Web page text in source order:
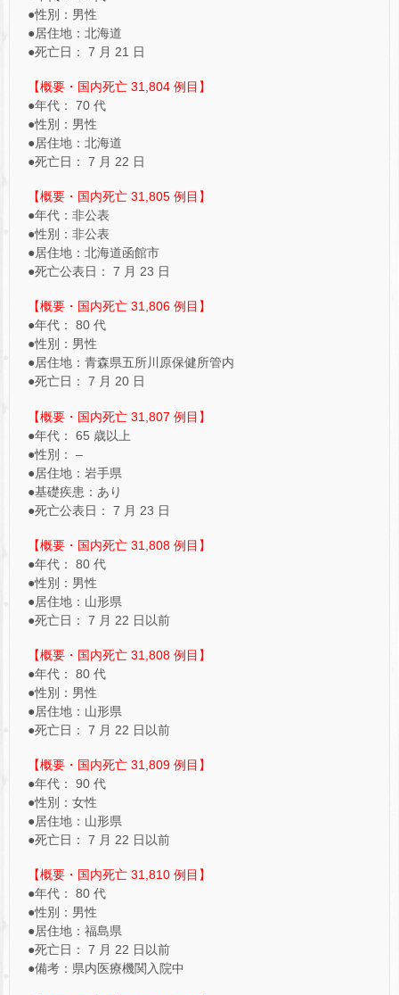
●性別：男性
●居住地：北海道
●死亡日： 7 月 21 日
【概要・国内死亡 31,804 例目】
●年代： 70 代
●性別：男性
●居住地：北海道
●死亡日： 7 月 22 日
【概要・国内死亡 31,805 例目】
●年代：非公表
●性別：非公表
●居住地：北海道函館市
●死亡公表日： 7 月 23 日
【概要・国内死亡 31,806 例目】
●年代： 80 代
●性別：男性
●居住地：青森県五所川原保健所管内
●死亡日： 7 月 20 日
【概要・国内死亡 31,807 例目】
●年代： 65 歳以上
●性別： –
●居住地：岩手県
●基礎疾患：あり
●死亡公表日： 7 月 23 日
【概要・国内死亡 31,808 例目】
●年代： 80 代
●性別：男性
●居住地：山形県
●死亡日： 7 月 22 日以前
【概要・国内死亡 31,808 例目】
●年代： 80 代
●性別：男性
●居住地：山形県
●死亡日： 7 月 22 日以前
【概要・国内死亡 31,809 例目】
●年代： 90 代
●性別：女性
●居住地：山形県
●死亡日： 7 月 22 日以前
【概要・国内死亡 31,810 例目】
●年代： 80 代
●性別：男性
●居住地：福島県
●死亡日： 7 月 22 日以前
●備考：県内医療機関入院中